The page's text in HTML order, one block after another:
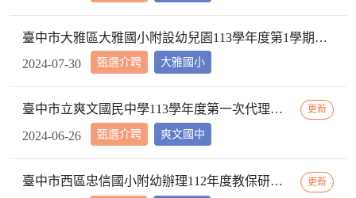
甄選介聘
臺中市大雅區大雅國小附設幼兒園113學年度第1學期【代理教師】招考甄選錄取公告，已足額錄取，不續辦甄選作業。
大雅國小
2024-07-30
甄選介聘
臺中市立爽文國民中學113學年度第一次代理教師甄選簡章(一次公告分次招考) 更新
爽文國中
2024-06-26
臺中市西區忠信國小附幼辦理112年度教保研習─ 「嬰幼用藥安全~就是「藥」你好好的」，請鼓勵貴校(園)教保服務人員踴躍參加 更新